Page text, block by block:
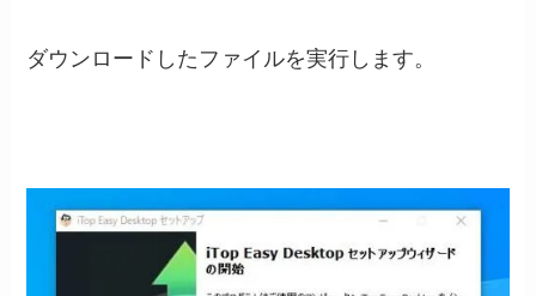
ダウンロードしたファイルを実行します。